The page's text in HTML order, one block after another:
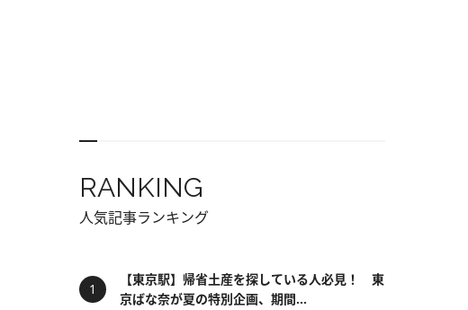
RANKING
人気記事ランキング
【東京駅】帰省土産を探している人必見！ 東
京ばな奈が夏の特別企画、期間...